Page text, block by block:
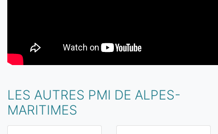
LES AUTRES PMI DE ALPES-
MARITIMES